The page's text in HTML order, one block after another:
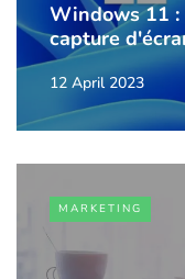
Windows 11 :
capture
12 April 2023
MARKETING